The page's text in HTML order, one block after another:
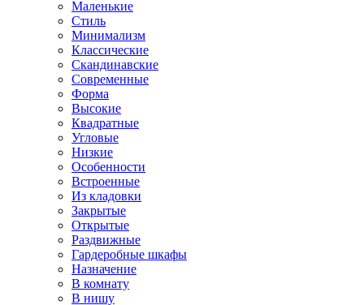
Маленькие
Стиль
Минимализм
Классические
Скандинавские
Современные
Форма
Высокие
Квадратные
Угловые
Низкие
Особенности
Встроенные
Из кладовки
Закрытые
Открытые
Раздвижные
Гардеробные шкафы
Назначение
В комнату
В нишу